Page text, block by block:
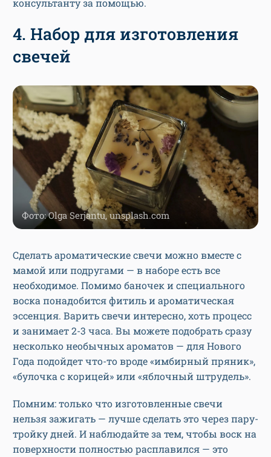
консультанту за помощью.
4. Набор для изготовления
свечей
Фото: Olga Serjantu, unsplash.com
Сделать ароматические свечи можно вместе с
мамой или подругами — в наборе есть все
необходимое. Помимо баночек и специального
воска понадобится фитиль и ароматическая
эссенция. Варить свечи интересно, хоть процесс
и занимает 2-3 часа. Вы можете подобрать сразу
несколько необычных ароматов — для Нового
Года подойдет что-то вроде «имбирный пряник»,
«булочка с корицей» или «яблочный штрудель».
Помним: только что изготовленные свечи
нельзя зажигать — лучше сделать это через пару-
тройку дней. И наблюдайте за тем, чтобы воск на
поверхности полностью расплавился — это